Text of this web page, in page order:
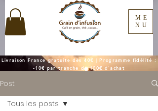
Livraison France gratuite dès 40€ | Programme fidélité :
-10€ par tranche de 100€ d'achat
ME
NU
Post
Tous les posts